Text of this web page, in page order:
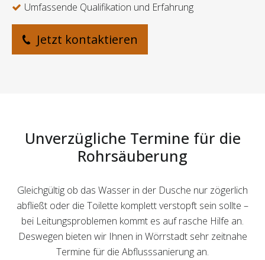
Umfassende Qualifikation und Erfahrung
Jetzt kontaktieren
Unverzügliche Termine für die
Rohrsäuberung
Gleichgültig ob das Wasser in der Dusche nur zögerlich
abfließt oder die Toilette komplett verstopft sein sollte –
bei Leitungsproblemen kommt es auf rasche Hilfe an.
Deswegen bieten wir Ihnen in Wörrstadt sehr zeitnahe
Termine für die Abflusssanierung an.